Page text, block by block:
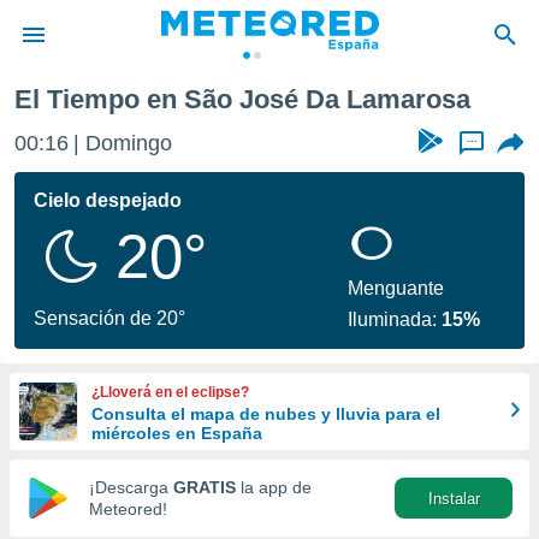
de
por
se
calidad.
a este
las
y
forma
digital
basada
El Tiempo en São José Da Lamarosa
00:16 Domingo ...
Cielo despejado
20°
Sensación de 20°
Menguante
Iluminada: 15%
¿Lloverá en el eclipse?
Consulta el mapa de nubes y lluvia para el
miércoles en España
¡Descarga GRATIS la app de
Meteored!
Instalar